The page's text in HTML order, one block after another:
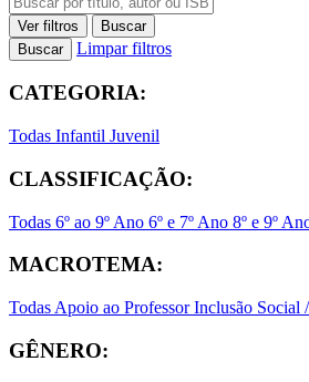
Ver filtros
Buscar
Buscar
Limpar filtros
CATEGORIA:
Todas Infantil Juvenil
CLASSIFICAÇÃO:
Todas 6º ao 9º Ano 6º e 7º Ano 8º e 9º
MACROTEMA:
Todas Apoio ao ProfessorInclusão Social
GÊNERO: